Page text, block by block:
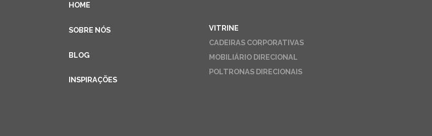
HOME
SOBRE NÓS
BLOG
INSPIRAÇÕES
VITRINE
CADEIRAS CORPORATIVAS
MOBILIÁRIO DIRECIONAL
POLTRONAS DIRECIONAIS